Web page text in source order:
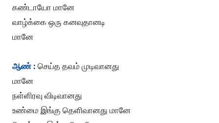
கண்டாயோ மானே
வாழ்க்கை ஒரு கனவுதானடி
மானே
ஆண் : செய்த தவம் முடிவானது
மானே
நள்ளிரவு விடிவானது
உண்மை இங்கு தெளிவானது மானே